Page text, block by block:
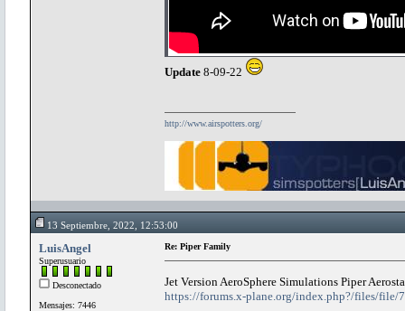
Update 8-09-22
http://www.airspotters.org/
13 Septiembre, 2022, 12:53:00
LuisAngel
Superusuario
Desconectado
Mensajes: 7446
Re: Piper Family
Jet Version AeroSphere Simulations Piper
https://forums.x-plane.org/index.php?/files/file/